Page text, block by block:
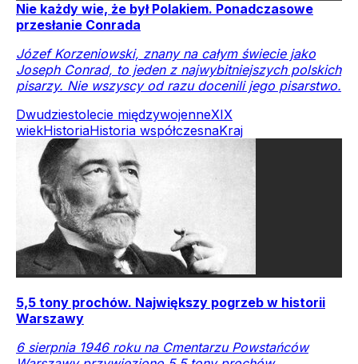
Nie każdy wie, że był Polakiem. Ponadczasowe
przesłanie Conrada
Józef Korzeniowski, znany na całym świecie jako
Joseph Conrad, to jeden z najwybitniejszych polskich
pisarzy. Nie wszyscy od razu docenili jego pisarstwo.
Dwudziestolecie międzywojenneXIX
wiekHistoriaHistoria współczesnaKraj
5,5 tony prochów. Największy pogrzeb w historii
Warszawy
6 sierpnia 1946 roku na Cmentarzu Powstańców